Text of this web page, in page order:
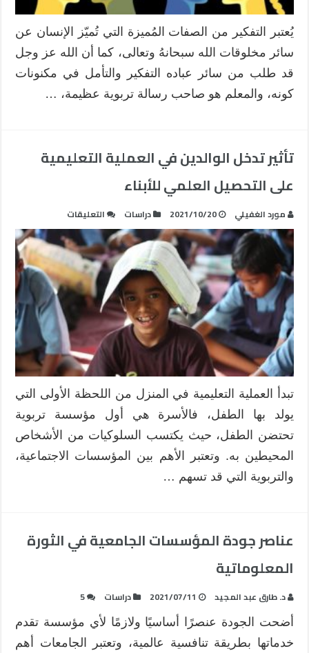
يُعتبر التفكير من الصفات المُميزة التي تُميّز الإنسان عن
سائر مخلوقات الله سبحانهُ وتعالى، كما أن الله عز وجل
قد طلب من سائر عباده التفكير والتأمل في مكنونات
كونه، والمعلم هو صاحب رسالة تربوية عظيمة، …
تأثير تدخل الوالدين في العملية التعليمية
على التحصيل العلمي للأبناء
مورد الغفيلي 2021/10/20 دراسات التعليقات
تأثير
تدخل
الوالدين
في
العملية
التعليمية
على
التحصيل
العلمي
للأبناء
مغلقة
تبدأ العملية التعليمية في المنزل من اللحظة الأولى التي
يولد بها الطفل، فالأسرة هي أول مؤسسة تربوية
تحتضن الطفل، حيث يكتسب السلوكيات من الأشخاص
المحيطين به. وتعتبر الأهم بين المؤسسات الاجتماعية،
والتربوية التي قد تسهم …
عناصر جودة المؤسسات الجامعية في الثورة
المعلوماتية
د. طارق عبد المجيد 2021/07/11 دراسات 5
أضحت الجودة عنصرًا أساسيًا ولازمًا لأي مؤسسة تقدم
خدماتها بطريقة تنافسية عالمية، وتعتبر الجامعات أهم